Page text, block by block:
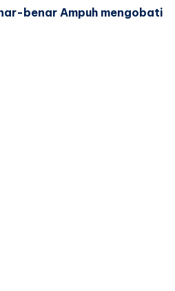
benar Ampuh mengobati